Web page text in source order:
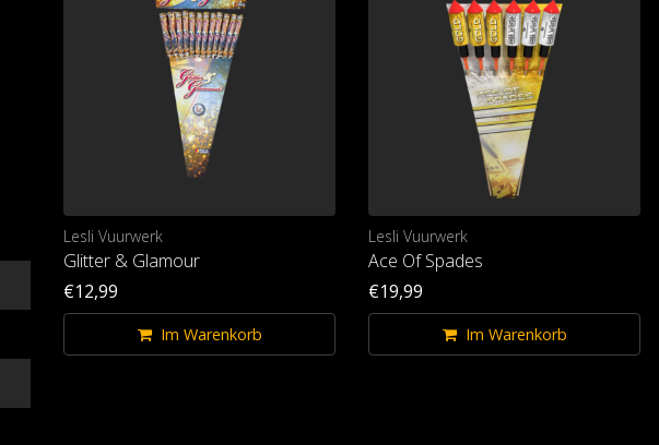
Lesli Vuurwerk
Glitter & Glamour
€12,99
Im Warenkorb
Lesli Vuurwerk
Ace Of Spades
€19,99
Im Warenkorb